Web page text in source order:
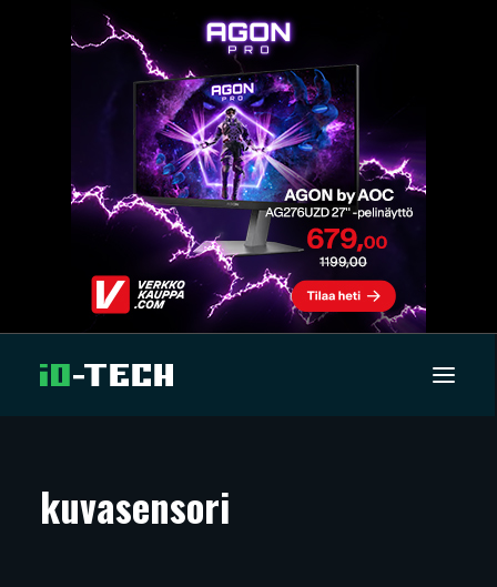
ARTIKKELIT
kuvasensori